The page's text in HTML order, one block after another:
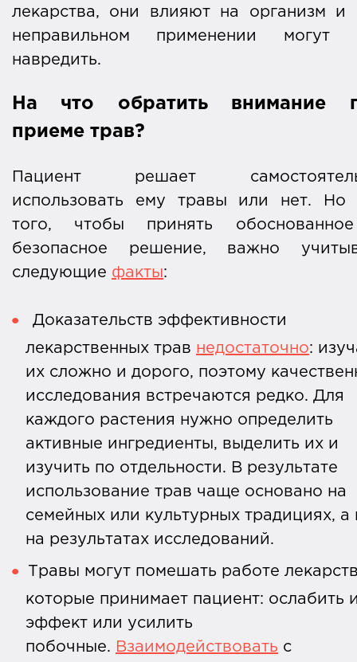
лекарства, они влияют на организм и
неправильном применении могут
навредить.
На что обратить внимание
приеме трав?
Пациент решает
использовать ему травы или нет. Но
того, чтобы принять
безопасное решение, важно
следующие факты:
Доказательств эффективности
лекарственных трав недостаточно:
их сложно и дорого, поэтому
исследования встречаются редко. Для
каждого растения нужно определить
активные ингредиенты, выделить их и
изучить по отдельности. В результате
использование трав чаще основано на
семейных или культурных традициях, а
на результатах исследований.
Травы могут помешать работе
которые принимает пациент: ослабить
эффект или усилить
побочные. Взаимодействовать с